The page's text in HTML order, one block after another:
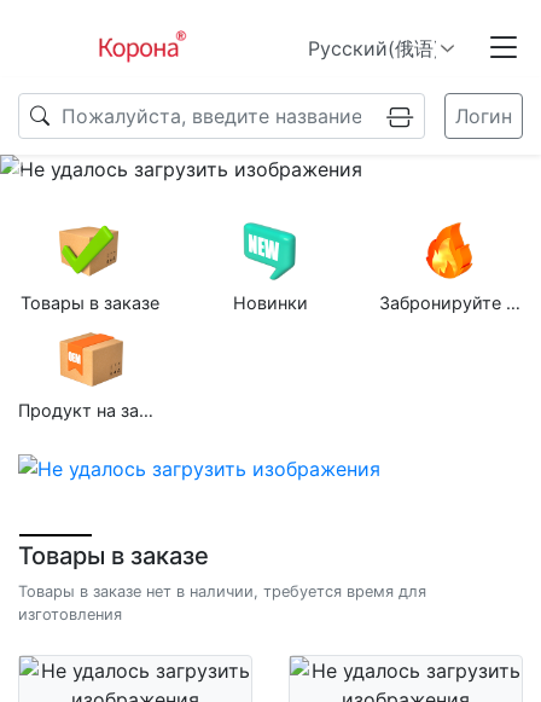
Логин
Previous
Товары в заказе Новинки Забронируйте групповую покупку
Продукт на заказ
Товары в заказе
Товары в заказе нет в наличии, требуется время для
изготовления